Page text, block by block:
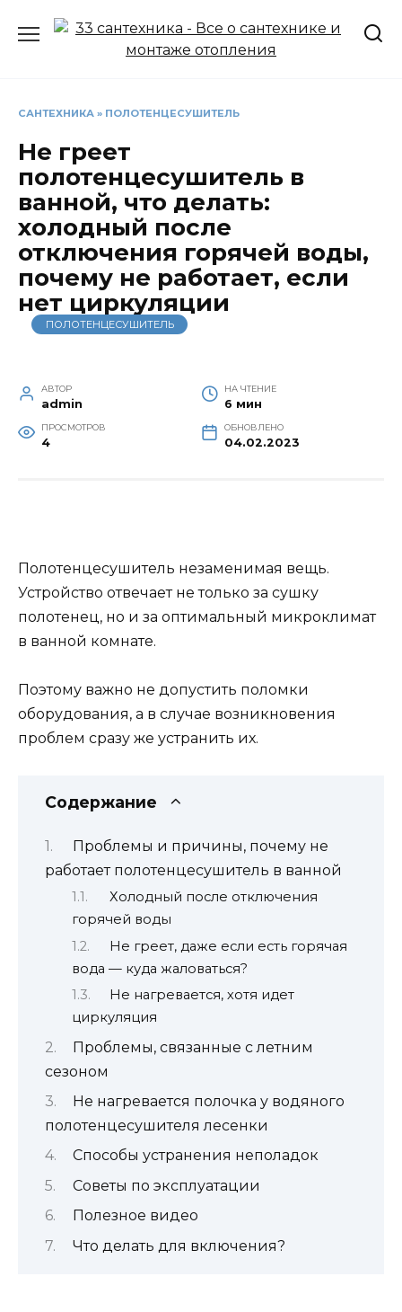
САНТЕХНИКА » ПОЛОТЕНЦЕСУШИТЕЛЬ
Не греет
полотенцесушитель в
ванной, что делать:
холодный после
отключения горячей воды,
почему не работает, если
нет циркуляции
ПОЛОТЕНЦЕСУШИТЕЛЬ
АВТОР
admin
НА ЧТЕНИЕ
6 мин
ПРОСМОТРОВ
4
ОБНОВЛЕНО
04.02.2023
Полотенцесушитель незаменимая вещь.
Устройство отвечает не только за сушку
полотенец, но и за оптимальный микроклимат
в ванной комнате.
Поэтому важно не допустить поломки
оборудования, а в случае возникновения
проблем сразу же устранить их.
Содержание
Проблемы и причины, почему не
работает полотенцесушитель в ванной
Холодный после отключения
горячей воды
Не греет, даже если есть горячая
вода — куда жаловаться?
Не нагревается, хотя идет
циркуляция
Проблемы, связанные с летним
сезоном
Не нагревается полочка у водяного
полотенцесушителя лесенки
Способы устранения неполадок
Советы по эксплуатации
Полезное видео
Что делать для включения?